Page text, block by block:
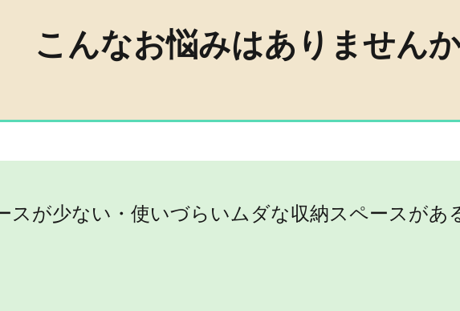
こんなお悩みはありません
スが少ない・使いづらいムダな収納スペースがあ